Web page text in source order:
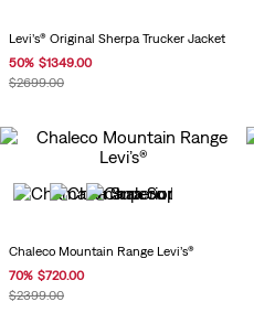
Levi’s® Original Sherpa Trucker Jacket
50% $1349.00
$2699.00
Chaleco Mountain Range Levi’s®
70% $720.00
$2399.00